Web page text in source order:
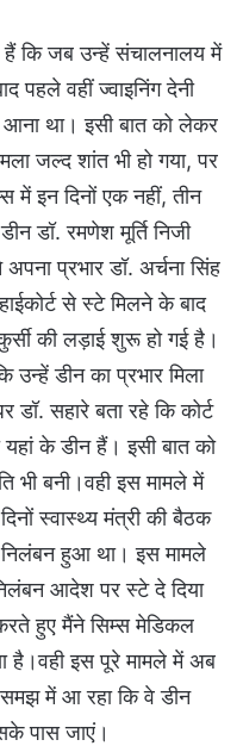
कि जब उन्हें संचालनालय में
पहले वहीं ज्वाइनिंग देनी
था। इसी बात को लेकर
जल्द शांत भी हो गया, पर
इन दिनों एक नहीं, तीन
डॉ. रमणेश मूर्ति निजी
प्रभार डॉ. अर्चना सिंह
से स्टे मिलने के बाद
की लड़ाई शुरू हो गई है।
उन्हें डीन का प्रभार मिला
डॉ. सहारे बता रहे कि कोर्ट
के डीन हैं। इसी बात को
भी बनी।वही इस मामले में
स्वास्थ्य मंत्री की बैठक
निलंबन हुआ था। इस मामले
आदेश पर स्टे दे दिया
हुए मैंने सिम्स मेडिकल
है।वही इस पूरे मामले में अब
में आ रहा कि वे डीन
पास जाएं।